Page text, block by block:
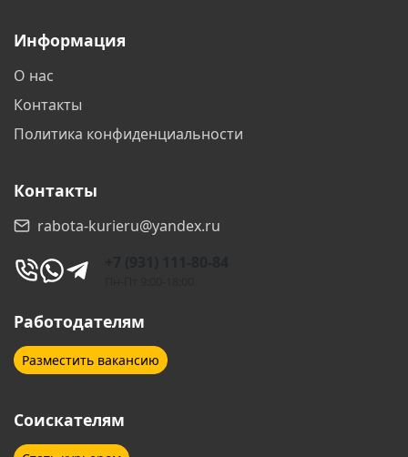
Воронеж
Железногорск
Ижевск
Калининград
Информация
О нас
Контакты
Политика конфиденциальности
Контакты
rabota-kurieru@yandex.ru
Работодателям
Разместить вакансию
Соискателям